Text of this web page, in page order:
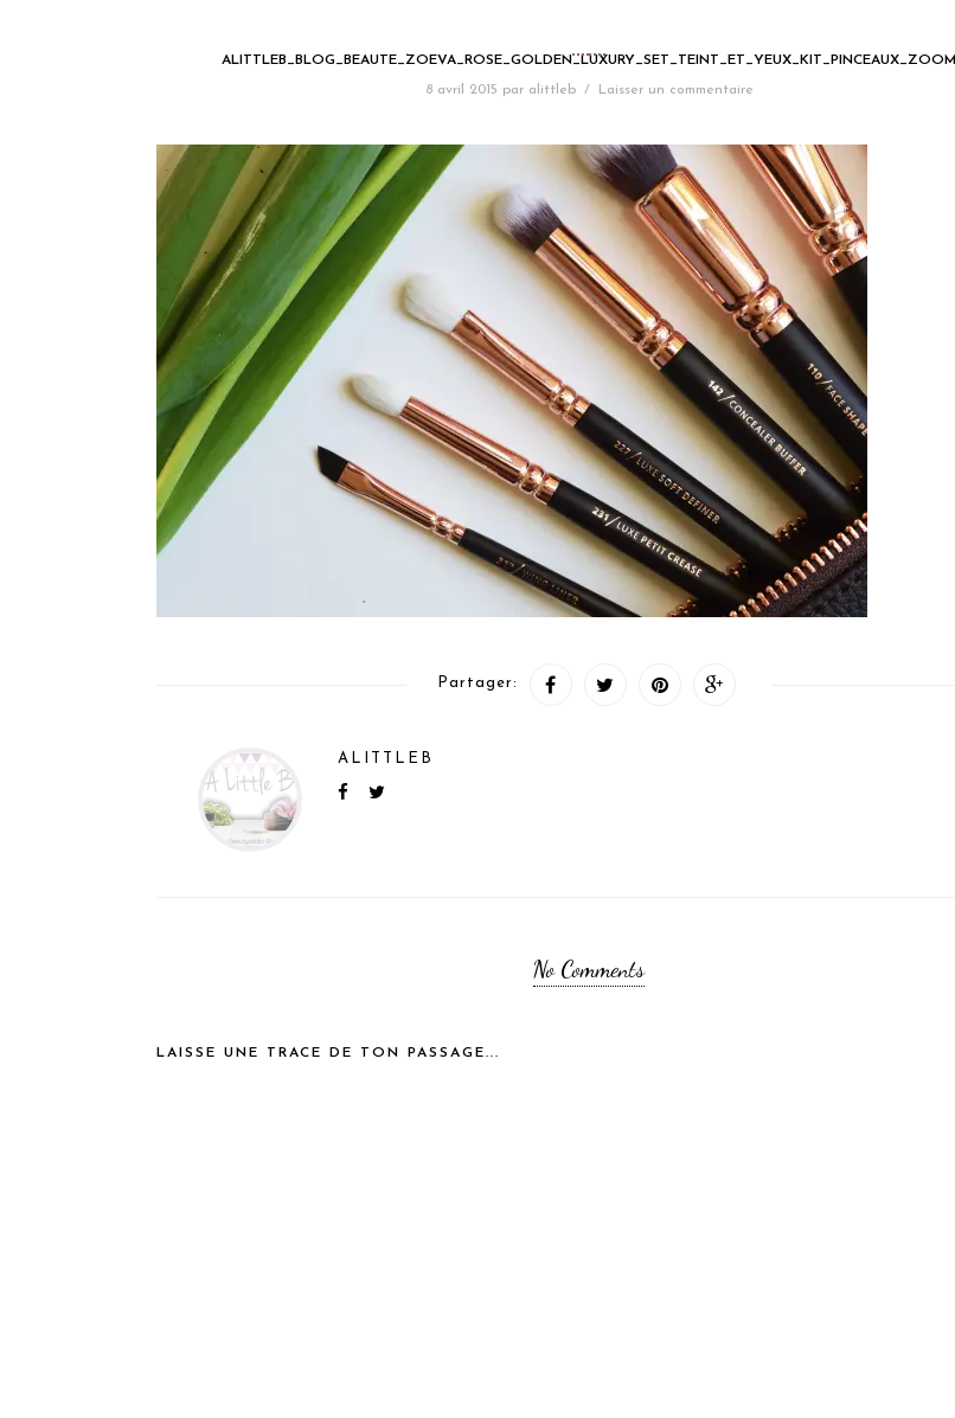
ALITTLEB_BLOG_BEAUTE_ZOEVA_ROSE_GOLDEN_LUXURY_SET_TEINT_ET_YEUX_KIT_PINCEAUX_ZOOM
8 avril 2015 par alittleb / Laisser un commentaire
Partager:
ALITTLEB
No Comments
LAISSE UNE TRACE DE TON PASSAGE...